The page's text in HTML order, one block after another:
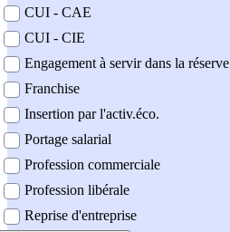
CUI - CAE
CUI - CIE
Engagement à servir dans la réserve
Franchise
Insertion par l'activ.éco.
Portage salarial
Profession commerciale
Profession libérale
Reprise d'entreprise